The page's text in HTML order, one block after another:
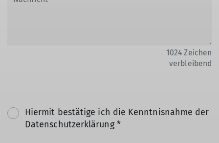
1024 Zeichen
verbleibend
Hiermit bestätige ich die Kenntnisnahme der
Datenschutzerklärung *